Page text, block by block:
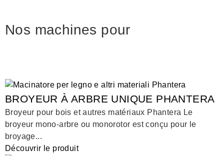
Nos machines pour
BROYEUR À ARBRE UNIQUE PHANTERA
Broyeur pour bois et autres matériaux Phantera Le
broyeur mono-arbre ou monorotor est conçu pour le
broyage...
Découvrir le produit